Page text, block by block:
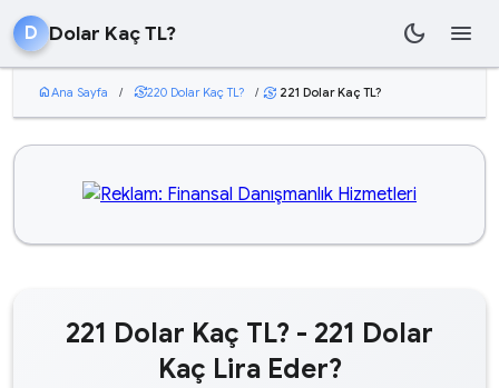
D Dolar Kaç TL? dark_mode menu
homeAna Sayfa / currency_exchange220 Dolar Kaç TL? / currency_exchange 221 Dolar Kaç TL?
221 Dolar Kaç TL? - 221 Dolar
Kaç Lira Eder?